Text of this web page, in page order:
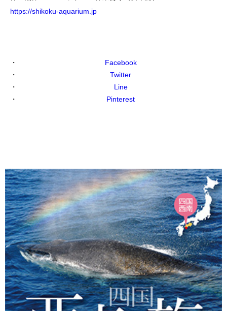
https://shikoku-aquarium.jp
Facebook
Twitter
Line
Pinterest